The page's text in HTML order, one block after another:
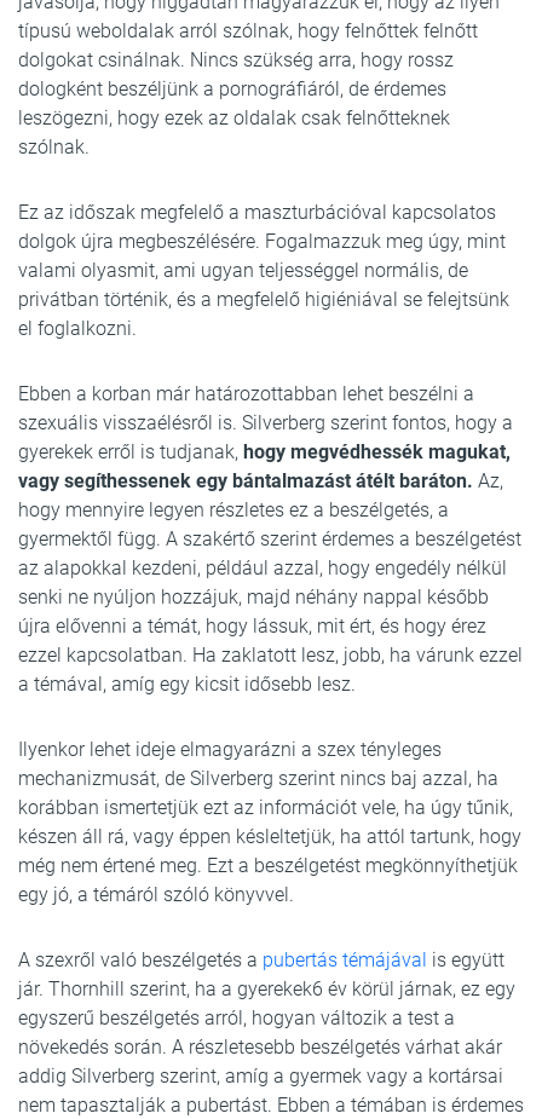
típusú weboldalak arról szólnak, hogy felnőttek felnőtt
dolgokat csinálnak. Nincs szükség arra, hogy rossz
dologként beszéljünk a pornográfiáról, de érdemes
leszögezni, hogy ezek az oldalak csak felnőtteknek
szólnak.
Ez az időszak megfelelő a maszturbációval kapcsolatos
dolgok újra megbeszélésére. Fogalmazzuk meg úgy, mint
valami olyasmit, ami ugyan teljességgel normális, de
privátban történik, és a megfelelő higiéniával se felejtsünk
el foglalkozni.
Ebben a korban már határozottabban lehet beszélni a
szexuális visszaélésről is. Silverberg szerint fontos, hogy a
gyerekek erről is tudjanak, hogy megvédhessék magukat,
vagy segíthessenek egy bántalmazást átélt baráton. Az,
hogy mennyire legyen részletes ez a beszélgetés, a
gyermektől függ. A szakértő szerint érdemes a beszélgetést
az alapokkal kezdeni, például azzal, hogy engedély nélkül
senki ne nyúljon hozzájuk, majd néhány nappal később
újra elővenni a témát, hogy lássuk, mit ért, és hogy érez
ezzel kapcsolatban. Ha zaklatott lesz, jobb, ha várunk ezzel
a témával, amíg egy kicsit idősebb lesz.
Ilyenkor lehet ideje elmagyarázni a szex tényleges
mechanizmusát, de Silverberg szerint nincs baj azzal, ha
korábban ismertetjük ezt az információt vele, ha úgy tűnik,
készen áll rá, vagy éppen késleltetjük, ha attól tartunk, hogy
még nem értené meg. Ezt a beszélgetést megkönnyíthetjük
egy jó, a témáról szóló könyvvel.
A szexről való beszélgetés a pubertás témájával is együtt
jár. Thornhill szerint, ha a gyerekek6 év körül járnak, ez egy
egyszerű beszélgetés arról, hogyan változik a test a
növekedés során. A részletesebb beszélgetés várhat akár
addig Silverberg szerint, amíg a gyermek vagy a kortársai
nem tapasztalják a pubertást. Ebben a témában is érdemes